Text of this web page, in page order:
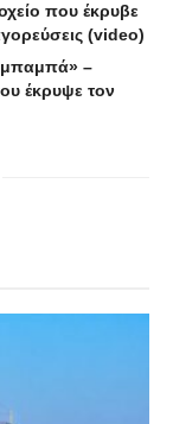
που έκρυβε
(video)
–
έκρυψε τον